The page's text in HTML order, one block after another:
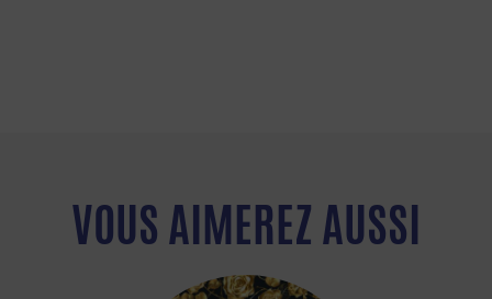
VOUS AIMEREZ AUSSI